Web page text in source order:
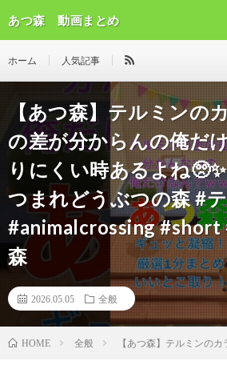
あつ森 動画まとめ
ホーム 人気記事
【あつ森】テルミンの
の差が分からんの俺だ
りにくい時あるよね
つまれどうぶつの森 #
#animalcrossing #short
森
2026.05.05 全般
HOME 全般 【あつ森】テルミンの